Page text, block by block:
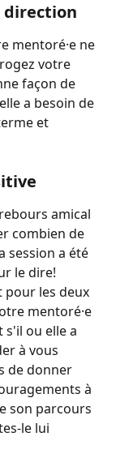
direction
mentoré·e ne
votre
façon de
a besoin de
et
amical
combien de
session a été
le dire!
pour les deux
mentoré·e
s'il ou elle a
à vous
de donner
à
son parcours
le lui